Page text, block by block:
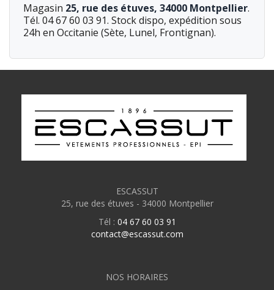
Magasin 25, rue des étuves, 34000 Montpellier.
Tél. 04 67 60 03 91. Stock dispo, expédition sous
24h en Occitanie (Sète, Lunel, Frontignan).
ESCASSUT
25, rue des étuves - 34000 Montpellier
Tél : 04 67 60 03 91
contact@escassut.com
NOS HORAIRES